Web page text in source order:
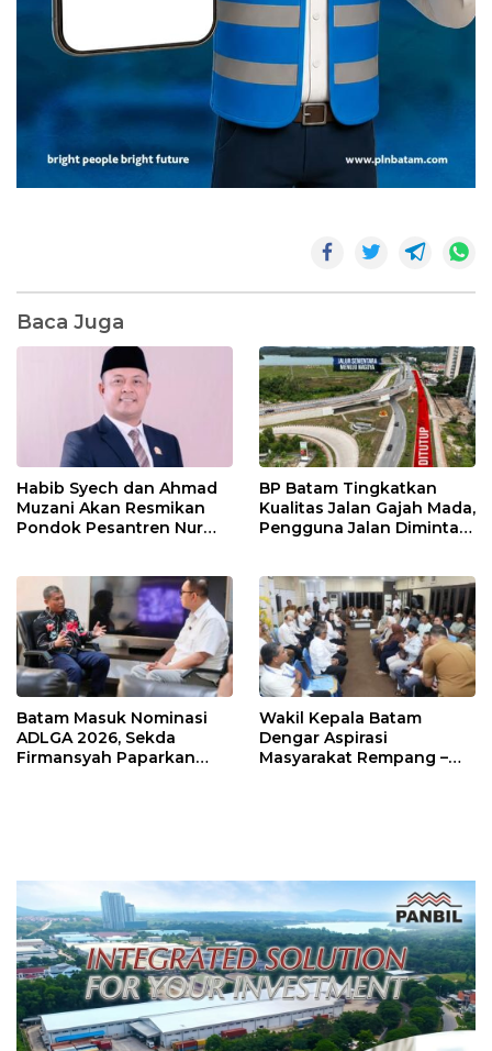
Baca Juga
Habib Syech dan Ahmad
Muzani Akan Resmikan
Pondok Pesantren Nur
BP Batam Tingkatkan
Kualitas Jalan Gajah Mada,
Pengguna Jalan Diminta
Batam Masuk Nominasi
ADLGA 2026, Sekda
Firmansyah Paparkan
Wakil Kepala Batam
Dengar Aspirasi
Masyarakat Rempang –